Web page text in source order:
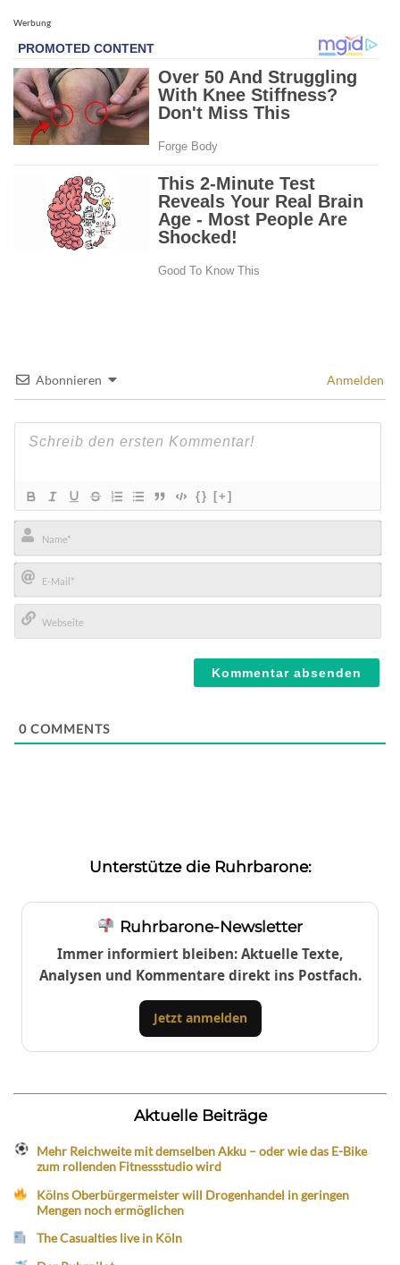
Werbung
Abonnieren Anmelden
{} [+]
Name*
E-
Mail*
0 COMMENTS
Unterstütze die Ruhrbarone:
Ruhrbarone-Newsletter
Immer informiert bleiben: Aktuelle Texte,
Analysen und Kommentare direkt ins Postfach.
Jetzt anmelden
Aktuelle Beiträge
Mehr Reichweite mit demselben Akku – oder wie das E-Bike
zum rollenden Fitnessstudio wird
Kölns Oberbürgermeister will Drogenhandel in geringen
Mengen noch ermöglichen
The Casualties live in Köln